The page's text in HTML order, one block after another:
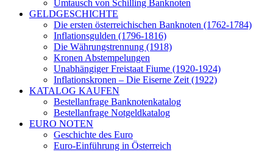
Umtausch von Schilling Banknoten
GELDGESCHICHTE
Die ersten österreichischen Banknoten (1762-1784)
Inflationsgulden (1796-1816)
Die Währungstrennung (1918)
Kronen Abstempelungen
Unabhängiger Freistaat Fiume (1920-1924)
Inflationskronen – Die Eiserne Zeit (1922)
KATALOG KAUFEN
Bestellanfrage Banknotenkatalog
Bestellanfrage Notgeldkatalog
EURO NOTEN
Geschichte des Euro
Euro-Einführung in Österreich